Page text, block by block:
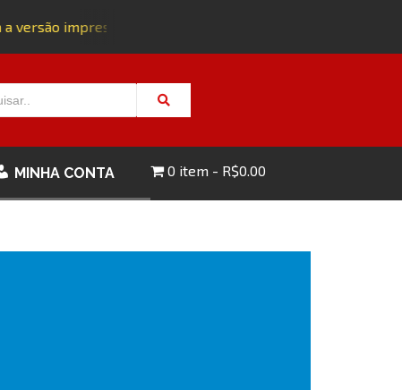
versão impressa da edição 143 com FRETE GRÁTIS - CLIQUE
MINHA CONTA 0 item R$0.00